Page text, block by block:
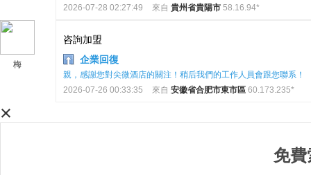
2026-07-28 02:27:49
來自 貴州省貴陽市 58.16.94*
梅
咨詢加盟
企業回復
親，感謝您對尖微酒店的關注！稍后我們的工作人員會跟您聯系！
2026-07-26 00:33:35
來自 安徽省合肥市東市區 60.173.235*
×
免費